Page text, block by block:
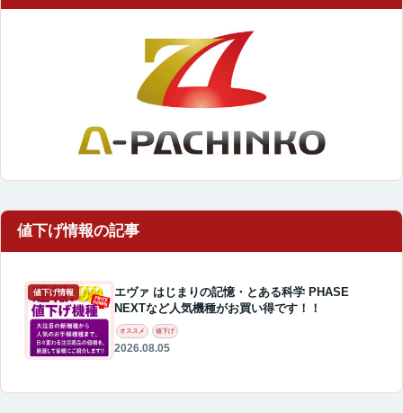
値下げ情報
エヴァ はじまりの記憶・とある科学 PHASE
NEXTなど人気機種がお買い得です！！
オススメ 値下げ
2026.08.05